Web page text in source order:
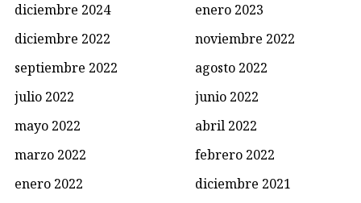
diciembre 2024
enero 2023
diciembre 2022
noviembre 2022
septiembre 2022
agosto 2022
julio 2022
junio 2022
mayo 2022
abril 2022
marzo 2022
febrero 2022
enero 2022
diciembre 2021